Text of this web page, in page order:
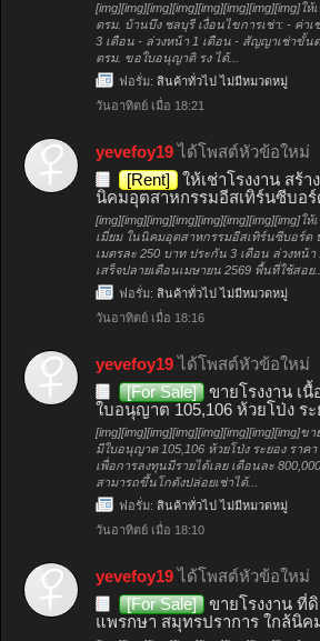
[img][img][img][img][img][img][img][img]ใ
ตรม. บ้านบึง ชลบุรี เงื่อนไขการเช่า: - ค่า
3 เดือน - ล่วงหน้า 1 เดือน - สัญญาเช่าขั้น
ตรม. ขอใบอนุญาติ รง ได้...
ฟอรั่ม: สินค้าทั่วไป ไม่มีหมวดหมู่
วันอาทิตย์ เมื่อ 18:21
yevefoy19ได้โพสต์หัวข้อใหม่
[Rent]
ให้เช่าโรงงาน สร้
นิคมอุตสาหกรรมอีสเทิร์นซีบอ
[img][img][img][img][img][img][img][img]ใ
เมี่ยม ในนิคมอุตสาหกรรมอีสเทิร์นซีบอร์ด
เมตรละ 250 บาท ประกัน 3 เดือน ล่วงหน้า
เสร็จปลายเดือนเมษายน 2569 พื้นที่ใช้สอย...
ฟอรั่ม: สินค้าทั่วไป ไม่มีหมวดหมู่
วันอาทิตย์ เมื่อ 18:16
yevefoy19ได้โพสต์หัวข้อใหม่
[For Sale]
ขายโรงงาน เ
ใบอนุญาต 105,106 ห้วยโป่ง ระ
[img][img][img][img][img][img][img][img]
มีใบอนุญาต 105,106 ห้วยโป่ง ระยอง ราค
เพื่อการลงทุนมีรายได้เลย เดือนละ
สามารถขึ้นโกดังปล่อยเช่าได้...
ฟอรั่ม: สินค้าทั่วไป ไม่มีหมวดหมู่
วันอาทิตย์ เมื่อ 18:10
yevefoy19ได้โพสต์หัวข้อใหม่
[For Sale]
ขายโรงงาน ที่
แพรกษา สมุทรปราการ ใกล้นิค